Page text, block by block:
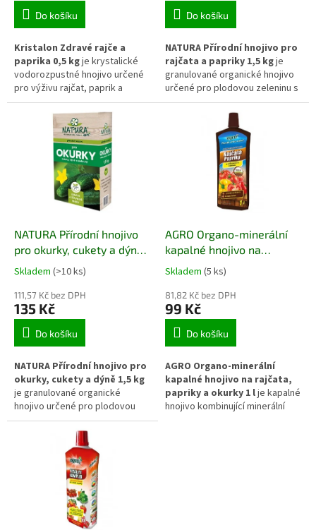
Do košíku
Kristalon Zdravé rajče a
paprika 0,5 kgje krystalické
vodorozpustné hnojivo určené
pro výživu rajčat, paprik a
dalších plodových druhů
zeleniny. Vyvážené složení živin
podporuje zdravý růst rostlin,
nasazování květů a vývoj plodů.
Díky krystalické formě se
hnojivo snadno rozpouští ve
vodě a umožňuje přesné
dávkování při pravidelné zálivce
během vegetace.
Do košíku
NATURA Přírodní hnojivo pro
rajčata a papriky 1,5 kgje
granulované organické hnojivo
určené pro plodovou zeleninu s
vyšší potřebou živin. Podporuje
intenzivní růst, tvorbu květů i
pravidelnou násadu plodů a
přispívá k dlouhodobému
zlepšení půdní struktury.
NATURA Přírodní hnojivo
pro okurky, cukety a dýně
1,5 kg
Skladem (>10 ks)
111,57 Kč bez DPH
135 Kč
Do košíku
NATURA Přírodní hnojivo pro
okurky, cukety a dýně 1,5 kg
je granulované organické
hnojivo určené pro plodovou
zeleninu s vyššími nároky na
živiny. Podporuje intenzivní růst,
tvorbu květů i pravidelnou
násadu plodů a přispívá ke
zlepšení struktury půdy.
AGRO Organo-minerální
kapalné hnojivo na
rajčata, papriky a okurky 1
Skladem (5 ks)
81,82 Kč bez DPH
99 Kč
Do košíku
AGRO Organo-minerální
kapalné hnojivo na rajčata,
papriky a okurky 1 lje kapalné
hnojivo kombinující minerální